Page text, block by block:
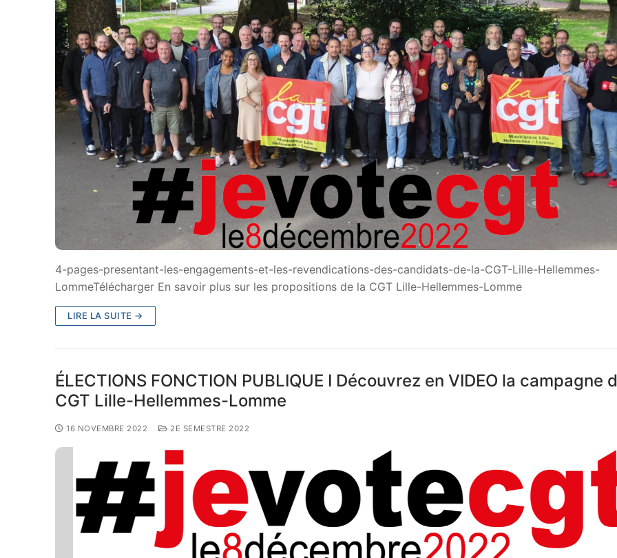
4-pages-presentant-les-engagements-et-les-revendications-des-candidats-de-la-CGT-Lille-Hellemmes-
LommeTélécharger En savoir plus sur les propositions de la CGT Lille-Hellemmes-Lomme
LIRE LA SUITE →
ÉLECTIONS FONCTION PUBLIQUE I Découvrez en VIDEO la campagne
CGT Lille-Hellemmes-Lomme
16 NOVEMBRE 2022 2E SEMESTRE 2022